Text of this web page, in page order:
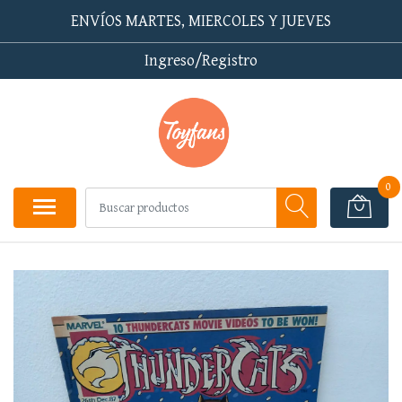
ENVÍOS MARTES, MIERCOLES Y JUEVES
Ingreso/Registro
0